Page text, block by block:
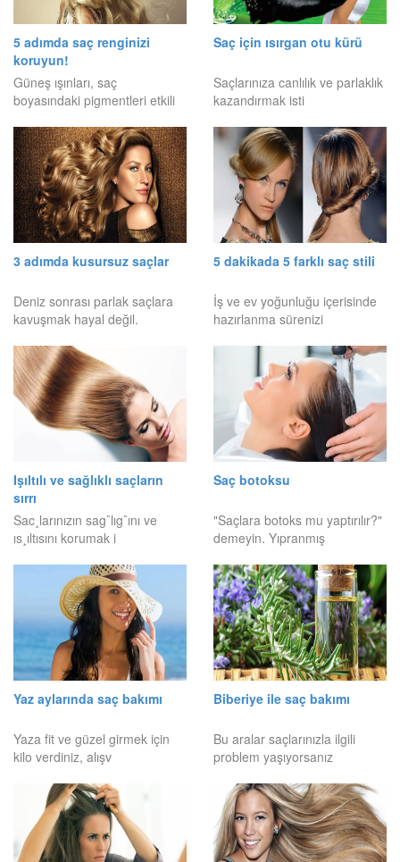
5 adımda saç renginizi
koruyun!
Güneş ışınları, saç
boyasındaki pigmentleri etkili
Saç için ısırgan otu kürü
Saçlarınıza canlılık ve parlaklık
kazandırmak isti
3 adımda kusursuz saçlar
Deniz sonrası parlak saçlara
kavuşmak hayal değil.
5 dakikada 5 farklı saç stili
İş ve ev yoğunluğu içerisinde
hazırlanma sürenizi
Işıltılı ve sağlıklı saçların
sırrı
Sac¸larınızın sagˆlıgˆını ve
ıs¸ıltısını korumak i
Saç botoksu
"Saçlara botoks mu yaptırılır?"
demeyin. Yıpranmış
Yaz aylarında saç bakımı
Yaza fit ve güzel girmek için
kilo verdiniz, alışv
Biberiye ile saç bakımı
Bu aralar saçlarınızla ilgili
problem yaşıyorsanız